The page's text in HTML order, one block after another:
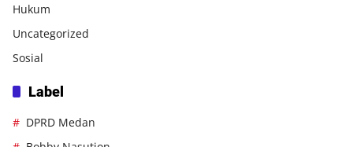
Hukum
Uncategorized
Sosial
Label
DPRD Medan